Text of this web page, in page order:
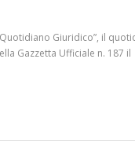
Giuridico”, il
Gazzetta Ufficiale n.